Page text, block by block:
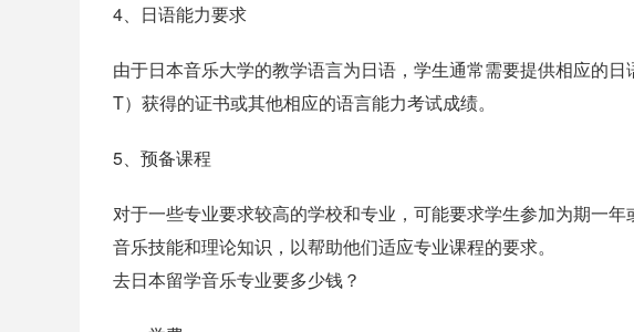
4、日语能力要求
由于日本音乐大学的教学语言为日语，学生通常需要提供相应的
T）获得的证书或其他相应的语言能力考试成绩。
5、预备课程
对于一些专业要求较高的学校和专业，可能要求学生参加为期一
音乐技能和理论知识，以帮助他们适应专业课程的要求。
去日本留学音乐专业要多少钱？